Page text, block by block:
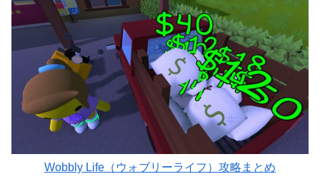
Wobbly Life（ウォブリーライフ）攻略まとめ